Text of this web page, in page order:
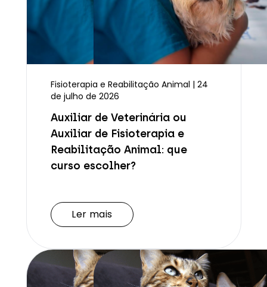
Fisioterapia e Reabilitação Animal | 24
de julho de 2026
Auxiliar de Veterinária ou
Auxiliar de Fisioterapia e
Reabilitação Animal: que
curso escolher?
Ler mais